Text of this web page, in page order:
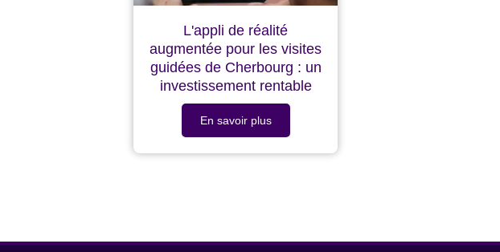
L'appli de réalité
augmentée pour les visites
guidées de Cherbourg : un
investissement rentable
En savoir plus